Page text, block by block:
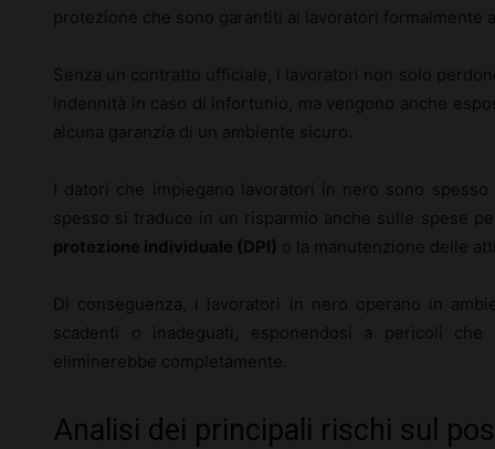
protezione che sono garantiti ai lavoratori formalmente
Senza un contratto ufficiale, i lavoratori non solo
indennità in caso di infortunio, ma vengono anche
alcuna garanzia di un ambiente sicuro.
I datori che impiegano lavoratori in nero sono
spesso si traduce in un risparmio anche sulle spese
protezione individuale (DPI) o la manutenzione delle
Di conseguenza, i lavoratori in nero operano in
scadenti o inadeguati, esponendosi a pericoli che
eliminerebbe completamente.
Analisi dei principali rischi sul